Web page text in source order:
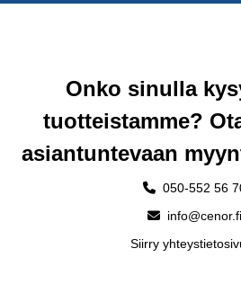
Onko sinulla
tuotteistamme?
asiantuntevaan
050-552 56
info@cenor.fi
Siirry